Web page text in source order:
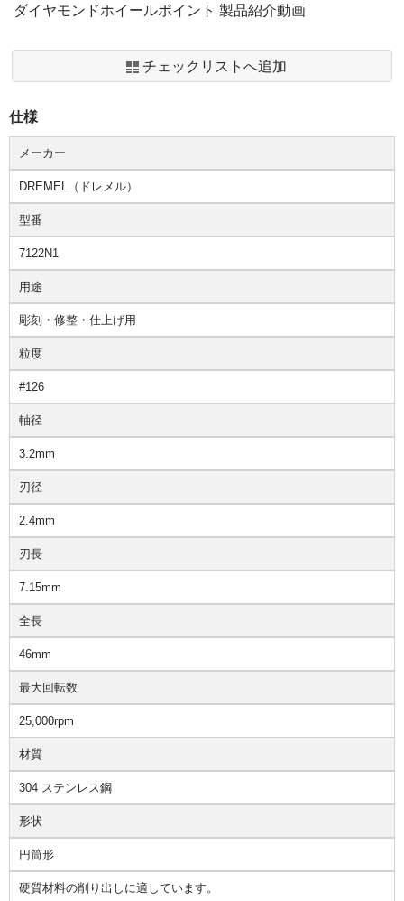
チェックリストへ追加
仕様
メーカー
DREMEL（ドレメル）
型番
7122N1
用途
彫刻・修整・仕上げ用
粒度
#126
軸径
3.2mm
刃径
2.4mm
刃長
7.15mm
全長
46mm
最大回転数
25,000rpm
材質
304 ステンレス鋼
形状
円筒形
硬質材料の削り出しに適しています。
ダイヤモンドホイールポイント 製品紹介動画